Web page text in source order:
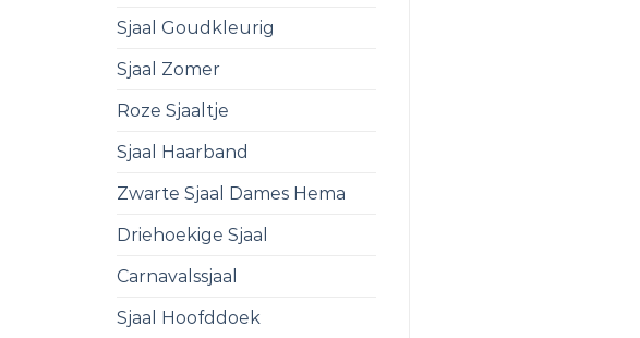
Sjaal Goudkleurig
Sjaal Zomer
Roze Sjaaltje
Sjaal Haarband
Zwarte Sjaal Dames Hema
Driehoekige Sjaal
Carnavalssjaal
Sjaal Hoofddoek